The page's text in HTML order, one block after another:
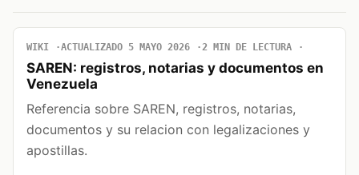
WIKI ACTUALIZADO 5 MAYO 2026 2 MIN DE LECTURA
SAREN: registros, notarias y documentos en
Venezuela
Referencia sobre SAREN, registros, notarias,
documentos y su relacion con legalizaciones y
apostillas.